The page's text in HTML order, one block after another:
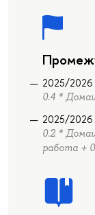
2025/2026
0.4 *
2025/2026
0.2 *
работа +